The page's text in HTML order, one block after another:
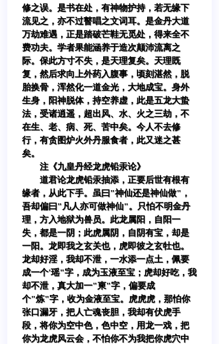
修之误。是书在处，有神物护持，若无缘下
流见之，亦不过瞽唱之文词耳。是金丹大道
万劫难遇，正是踏破芒鞋无觅处，得来全不
费功夫。学者果能涵养于造次颠沛流离之
际。保此方寸不失，是天理复矣。天理既
复，然后求向上外药入腹事，顷刻湛然，脱
胎换骨，浑然化一道金光，大地成宝。身外
生身，阳神脱体，持空养虚，此是五龙大蛰
法，受诸逍遥，超出风、水、火之三劫，不
在生、老、病、死、苦中矣。今人不去修
行，有贪图炉火外丹服食者，此又迷之甚
矣。
注《九皇丹经龙虎铅汞论》
道君论龙虎铅汞抽添，正要后世有根有
缘者，从此下手。虽曰"神仙还是神仙做"，
吾却偏曰"凡人亦可做神仙"。只怕不明金丹
理，方入地狱为兽员。此龙属阳，自阳一
失，都是一阴；此虎属阴，自阴有宝，却是
一阳。龙即我之玄关也，虎即彼之玄牡也。
龙却好淫，我却不泄，一水添一点土，佩要
成一个'瑶"字，成为玉液至宝；虎却好吃，我
却不泄，真大加一"柬"字，偏要成
个"炼"字，收为金液至宝。虎虎虎，那怕你
张口漏牙，把人亡魂丧胆，我却有伏虎手
段，将你为空中色，色中空，用龙一戏，把
你为龙虎风云会，不怕你不为我把你虎穴中